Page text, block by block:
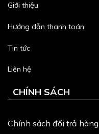
Giới thiệu
Hướng dẫn thanh toán
Tin tức
Liên hệ
CHÍNH SÁCH
Chính sách đổi trả hàng